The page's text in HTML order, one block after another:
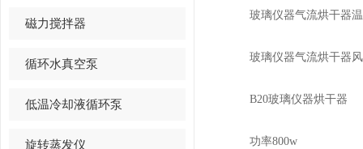
磁力搅拌器
循环水真空泵
低温冷却液循环泵
旋转蒸发仪
玻璃仪器气流烘干器温
玻璃仪器气流烘干器风
B20玻璃仪器烘干器
功率800w